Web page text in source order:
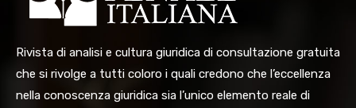
Rivista di analisi e cultura giuridica di consultazione gratuita
che si rivolge a tutti coloro i quali credono che l’eccellenza
nella conoscenza giuridica sia l’unico elemento reale di